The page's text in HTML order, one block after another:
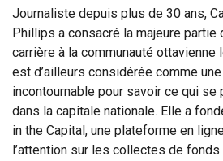
Journaliste depuis plus de 30 ans,
Phillips a consacré la majeure partie
carrière à la communauté ottavienne
est d’ailleurs considérée comme
incontournable pour savoir ce qui se
dans la capitale nationale. Elle a
in the Capital, une plateforme en
l’attention sur les collectes de